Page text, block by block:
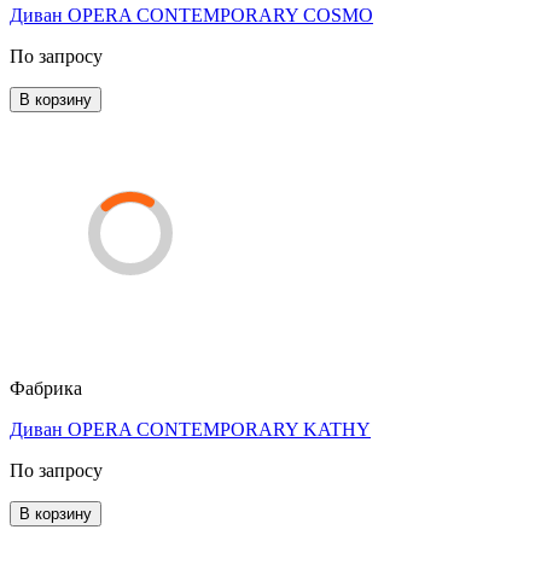
Диван OPERA CONTEMPORARY COSMO
По запросу
В корзину
Фабрика
Диван OPERA CONTEMPORARY KATHY
По запросу
В корзину